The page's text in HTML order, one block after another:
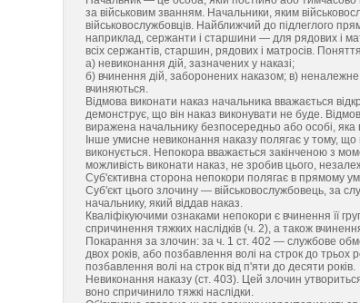
за військовим званням. Начальники, яким
військовослужбовців. Найближчий до підлеглого
наприклад, сержанти і старшини — для рядових і
всіх сержантів, старшин, рядових і матросів.
а) невиконання дій, зазначених у наказі;
б) вчинення дій, заборонених наказом; в) неналежне
вчиняються.
Відмова виконати наказ начальника вважається
демонструє, що він наказ виконувати не буде.
виражена начальнику безпосередньо або особі, яка
Інше умисне невиконання наказу полягає у тому,
виконується. Непокора вважається закінченою з
можливість виконати наказ, не зробив цього,
Суб'єктивна сторона непокори полягає в прямому
Суб'єкт цього злочину — військовослужбовець, за
начальнику, який віддав наказ.
Кваліфікуючими ознаками непокори є вчинення її
спричинення тяжких наслідків (ч. 2), а також
Покарання за злочин: за ч. 1 ст. 402 — службове
двох років, або позбавлення волі на строк до трьох
позбавлення волі на строк від п'яти до десяти років.
Невиконання наказу (ст. 403). Цей злочин
воно спричинило тяжкі наслідки.